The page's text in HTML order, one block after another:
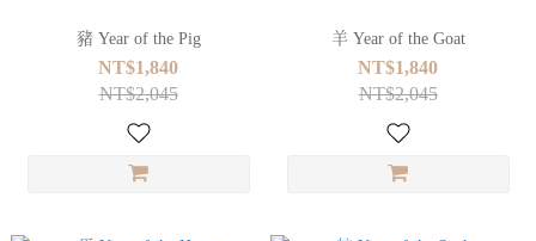
豬 Year of the Pig
NT$1,840
NT$2,045
羊 Year of the Goat
NT$1,840
NT$2,045